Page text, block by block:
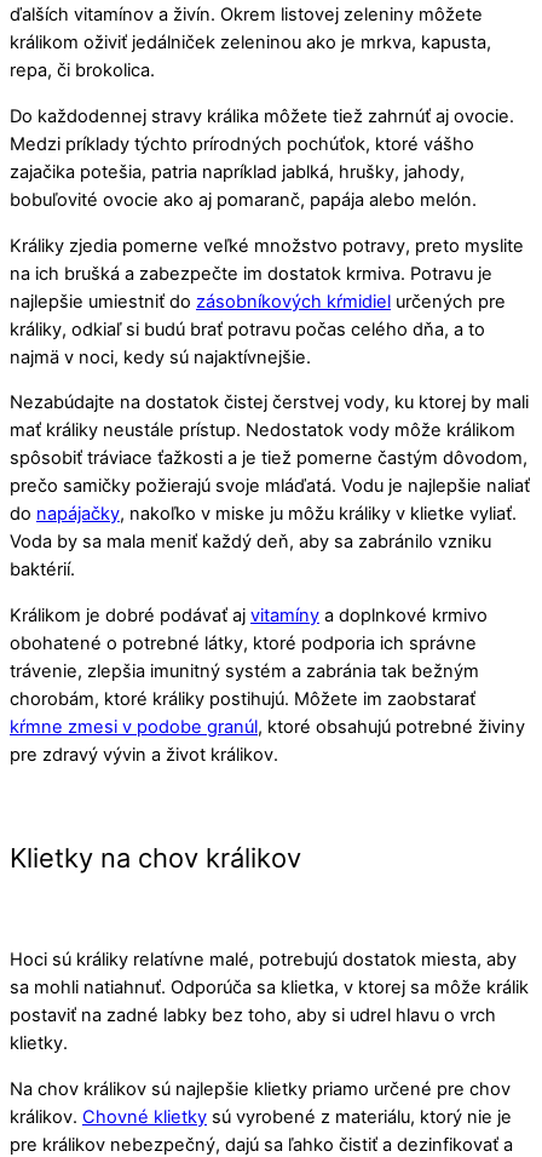
ďalších vitamínov a živín. Okrem listovej zeleniny môžete
králikom oživiť jedálniček zeleninou ako je mrkva, kapusta,
repa, či brokolica.
Do každodennej stravy králika môžete tiež zahrnúť aj ovocie.
Medzi príklady týchto prírodných pochúťok, ktoré vášho
zajačika potešia, patria napríklad jablká, hrušky, jahody,
bobuľovité ovocie ako aj pomaranč, papája alebo melón.
Králiky zjedia pomerne veľké množstvo potravy, preto myslite
na ich brušká a zabezpečte im dostatok krmiva. Potravu je
najlepšie umiestniť do zásobníkových kŕmidiel určených pre
králiky, odkiaľ si budú brať potravu počas celého dňa, a to
najmä v noci, kedy sú najaktívnejšie.
Nezabúdajte na dostatok čistej čerstvej vody, ku ktorej by mali
mať králiky neustále prístup. Nedostatok vody môže králikom
spôsobiť tráviace ťažkosti a je tiež pomerne častým dôvodom,
prečo samičky požierajú svoje mláďatá. Vodu je najlepšie naliať
do napájačky, nakoľko v miske ju môžu králiky v klietke vyliať.
Voda by sa mala meniť každý deň, aby sa zabránilo vzniku
baktérií.
Králikom je dobré podávať aj vitamíny a doplnkové krmivo
obohatené o potrebné látky, ktoré podporia ich správne
trávenie, zlepšia imunitný systém a zabránia tak bežným
chorobám, ktoré králiky postihujú. Môžete im zaobstarať
kŕmne zmesi v podobe granúl, ktoré obsahujú potrebné živiny
pre zdravý vývin a život králikov.
Klietky na chov králikov
Hoci sú králiky relatívne malé, potrebujú dostatok miesta, aby
sa mohli natiahnuť. Odporúča sa klietka, v ktorej sa môže králik
postaviť na zadné labky bez toho, aby si udrel hlavu o vrch
klietky.
Na chov králikov sú najlepšie klietky priamo určené pre chov
králikov. Chovné klietky sú vyrobené z materiálu, ktorý nie je
pre králikov nebezpečný, dajú sa ľahko čistiť a dezinfikovať a